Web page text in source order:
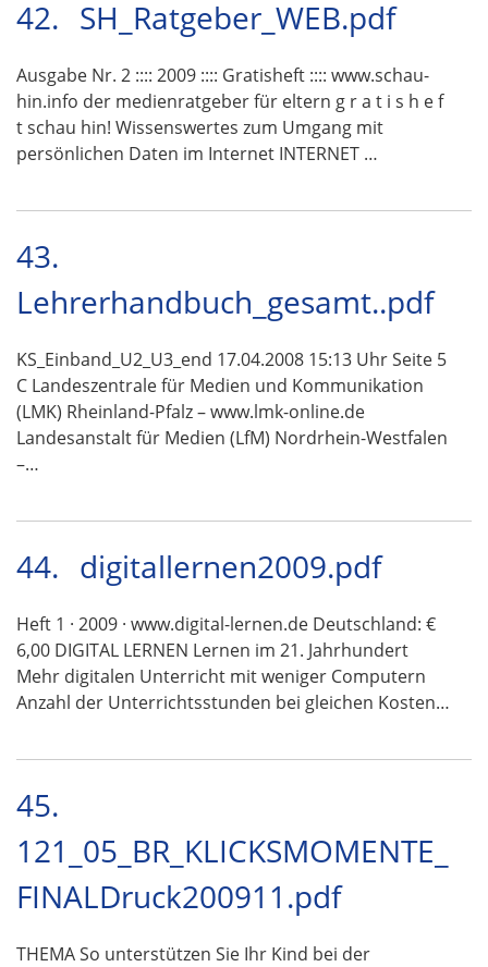
42. SH_Ratgeber_WEB.pdf
Ausgabe Nr. 2 :::: 2009 :::: Gratisheft :::: www.schau-
hin.info der medienratgeber für eltern g r a t i s h e f
t schau hin! Wissenswertes zum Umgang mit
persönlichen Daten im Internet INTERNET …
43.
Lehrerhandbuch_gesamt..pdf
KS_Einband_U2_U3_end 17.04.2008 15:13 Uhr Seite 5
C Landeszentrale für Medien und Kommunikation
(LMK) Rheinland-Pfalz – www.lmk-online.de
Landesanstalt für Medien (LfM) Nordrhein-Westfalen
–…
44. digitallernen2009.pdf
Heft 1 · 2009 · www.digital-lernen.de Deutschland: €
6,00 DIGITAL LERNEN Lernen im 21. Jahrhundert
Mehr digitalen Unterricht mit weniger Computern
Anzahl der Unterrichtsstunden bei gleichen Kosten…
45.
121_05_BR_KLICKSMOMENTE_
FINALDruck200911.pdf
THEMA So unterstützen Sie Ihr Kind bei der